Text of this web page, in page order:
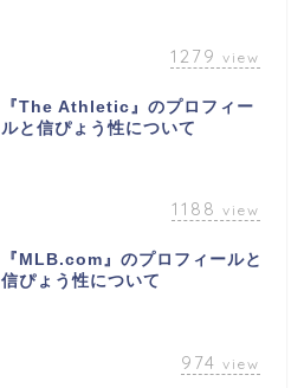
1279 view
『The Athletic』のプロフィー
ルと信ぴょう性について
1188 view
『MLB.com』のプロフィールと
信ぴょう性について
974 view